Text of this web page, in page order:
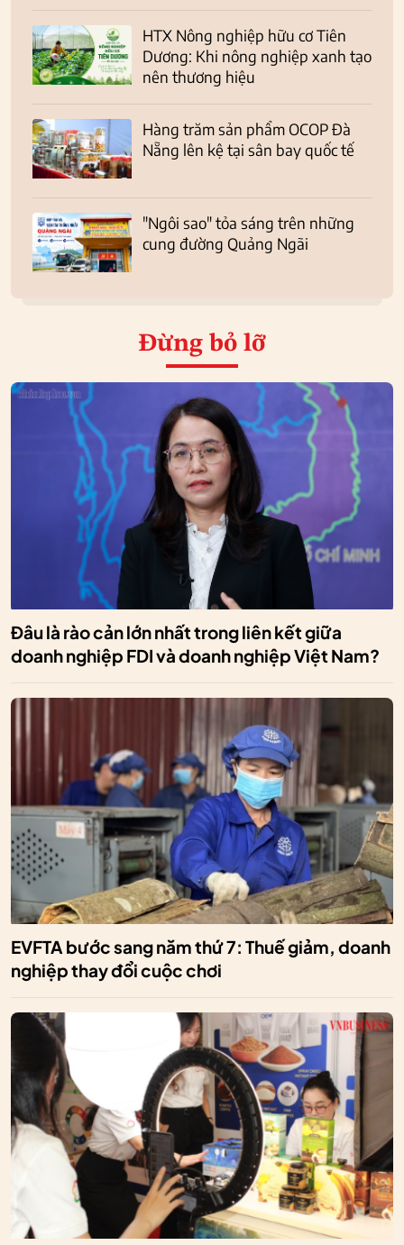
HTX Nông nghiệp hữu cơ Tiên
Dương: Khi nông nghiệp xanh tạo
nên thương hiệu
Hàng trăm sản phẩm OCOP Đà
Nẵng lên kệ tại sân bay quốc tế
"Ngôi sao" tỏa sáng trên những
cung đường Quảng Ngãi
Đừng bỏ lỡ
Đâu là rào cản lớn nhất trong liên kết giữa
doanh nghiệp FDI và doanh nghiệp Việt Nam?
EVFTA bước sang năm thứ 7: Thuế giảm, doanh
nghiệp thay đổi cuộc chơi